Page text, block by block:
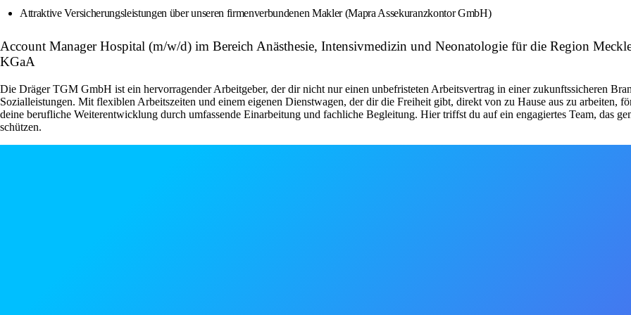
Attraktive Versicherungsleistungen über unseren firmenverbundenen Makler (Mapra Assekuranzkontor GmbH)
Account Manager Hospital (m/w/d) im Bereich Anästhesie, Intensivmedizin und Neonatologie für die Region
KGaA
Die Dräger TGM GmbH ist ein hervorragender Arbeitgeber, der dir nicht nur einen unbefristeten Arbeitsvertrag in einer zukunftssicheren
Sozialleistungen. Mit flexiblen Arbeitszeiten und einem eigenen Dienstwagen, der dir die Freiheit gibt, direkt von zu Hause aus zu arbeiten,
deine berufliche Weiterentwicklung durch umfassende Einarbeitung und fachliche Begleitung. Hier triffst du auf ein engagiertes Team, das
schützen.